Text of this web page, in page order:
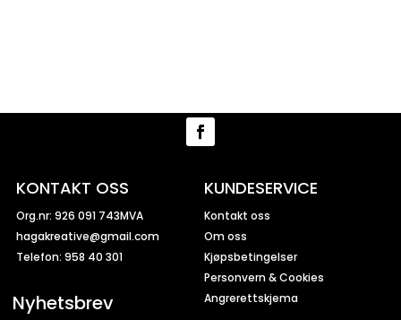
KONTAKT OSS
Org.nr: 926 091 743MVA
hagakreative@gmail.com
Telefon: 958 40 301
Nyhetsbrev
KUNDESERVICE
Kontakt oss
Om oss
Kjøpsbetingelser
Personvern & Cookies
Angrerettskjema